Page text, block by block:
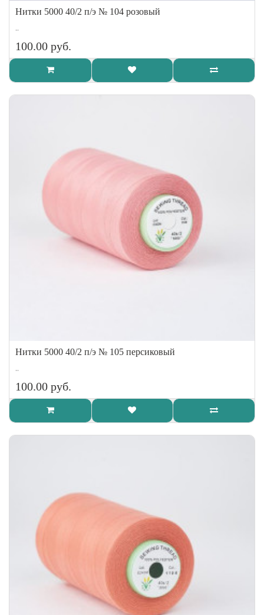
Нитки 5000 40/2 п/э № 104 розовый
..
100.00 руб.
Нитки 5000 40/2 п/э № 105 персиковый
..
100.00 руб.